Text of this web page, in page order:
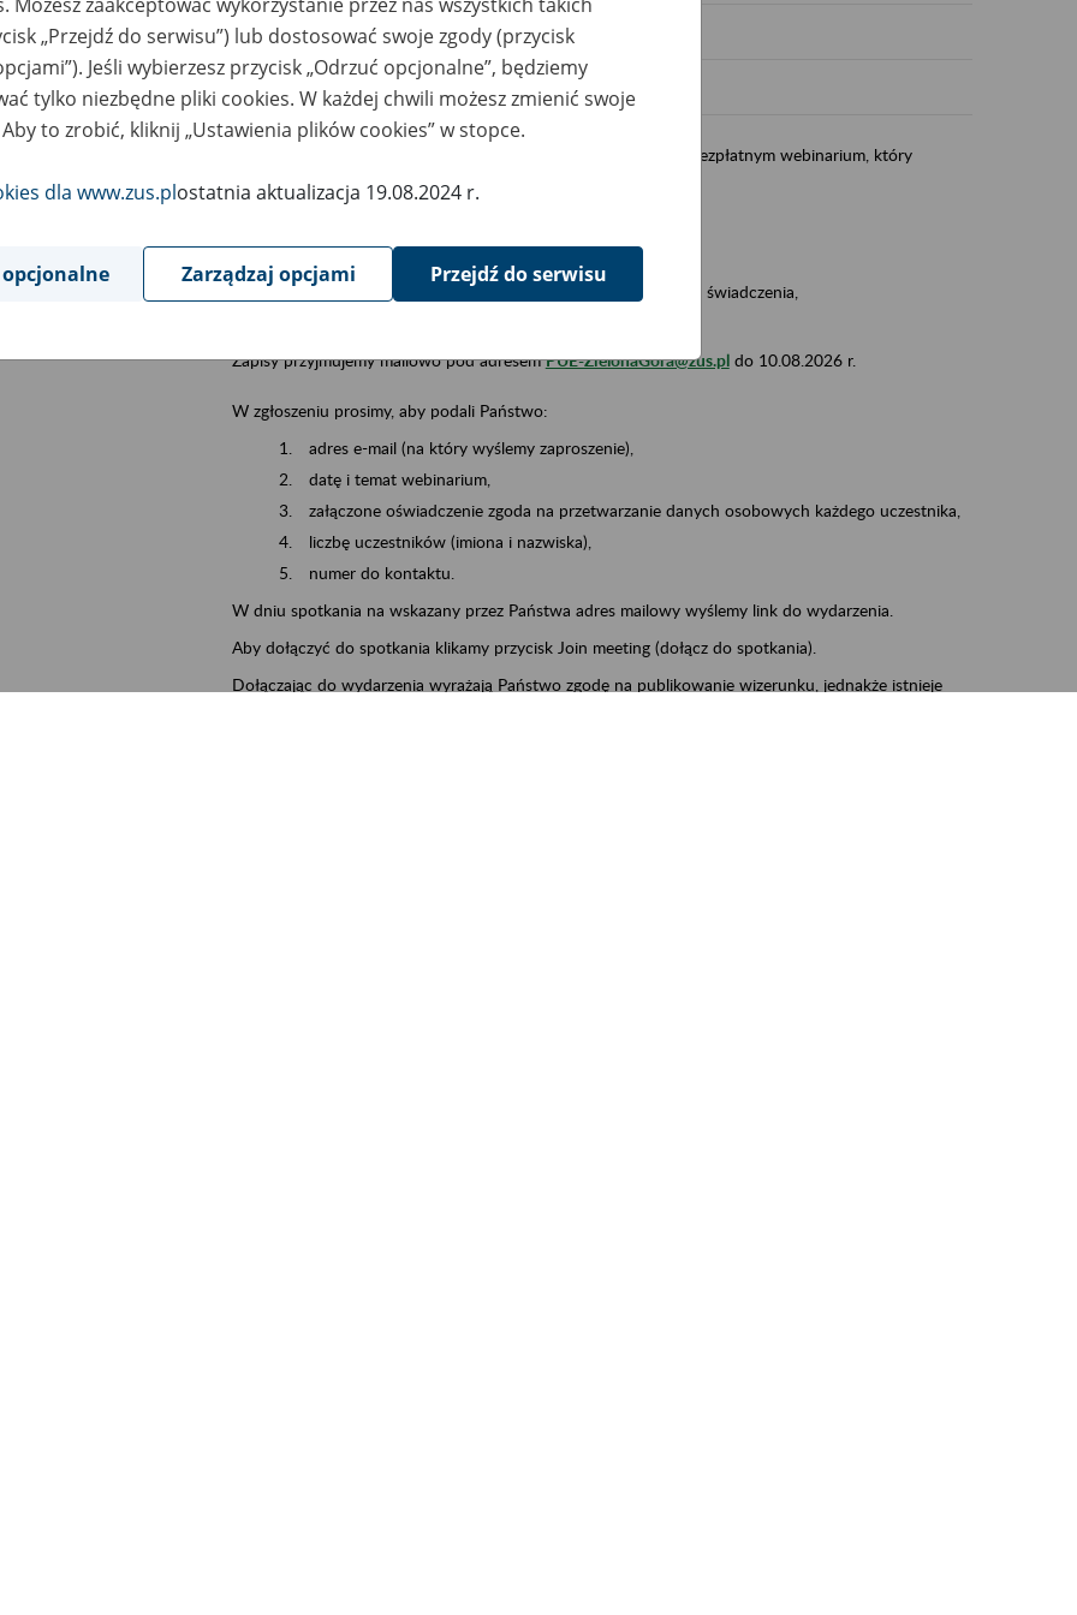
wydarzenia Szkolenia
merytoryczny Emerytury i renty
wydarzenia
zapraszamy Państwa do udziału w bezpłatnym webinarium, który
przeprowadzimy za pośrednictwem Cisco Webex Meeting.
podstawę prawną, cel, warunki i zasady ustalania wysokości świadczenia,
Zapisy przyjmujemy mailowo pod adresemPUE-ZielonaGora@zus.pldo 10.08.2026 r.
W zgłoszeniu prosimy, aby podali Państwo:
adres e-mail (na który wyślemy zaproszenie),
datę i temat webinarium,
załączone oświadczenie zgoda na przetwarzanie danych osobowych każdego uczestnika,
liczbę uczestników (imiona i nazwiska),
numer do kontaktu.
W dniu spotkania na wskazany przez Państwa adres mailowy wyślemy link do wydarzenia.
Aby dołączyć do spotkania klikamy przycisk Join meeting (dołącz do spotkania).
Dołączając do wydarzenia wyrażają Państwo zgodę na publikowanie wizerunku, jednakże istnieje
„Przejdź do serwisu”) lub dostosować swoje zgody (przycisk
Jeśli wybierzesz przycisk „Odrzuć opcjonalne”, będziemy
tylko niezbędne pliki cookies. W każdej chwili możesz zmienić swoje
to zrobić, kliknij „Ustawienia plików cookies” w stopce.
dla www.zus.plostatnia aktualizacja 19.08.2024 r.
Zarządzaj opcjami Przejdź do serwisu